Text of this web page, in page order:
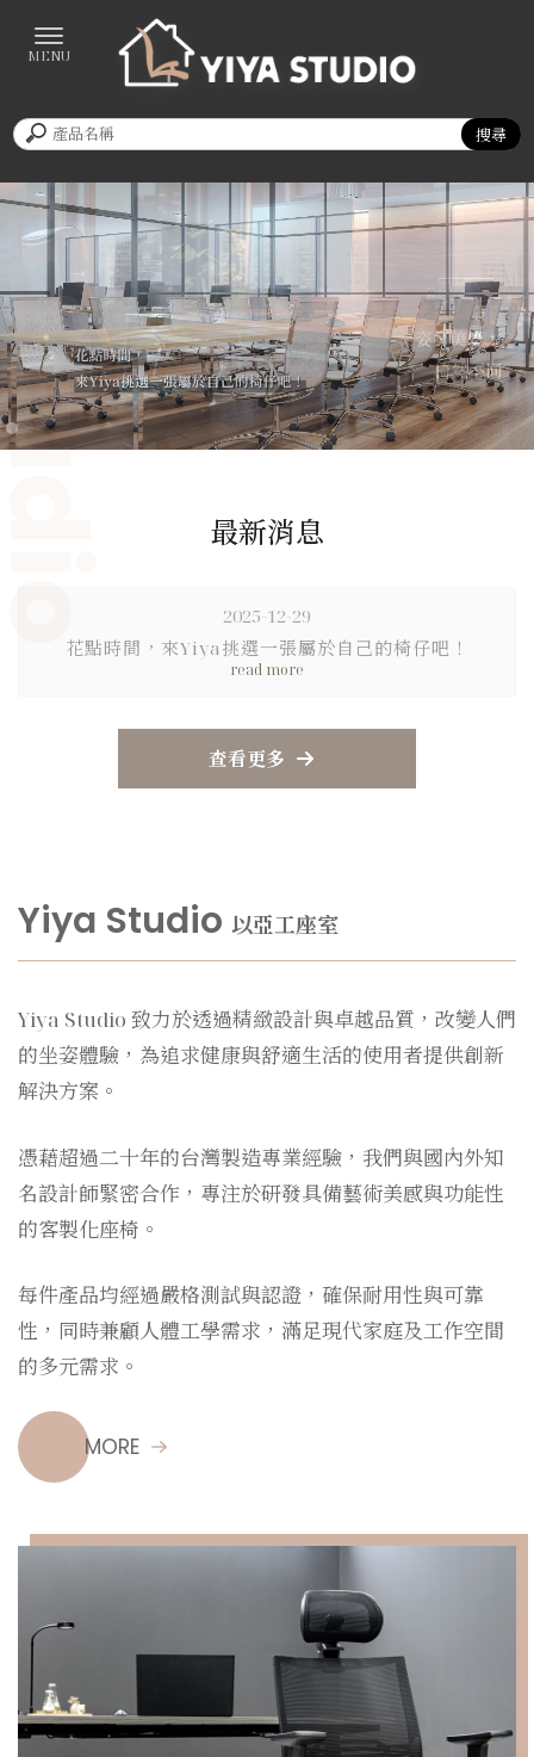
最新消息
2025-12-29
花點時間，來Yiya挑選一張屬於自己的椅仔吧！
查看更多
Yiya Studio 以亞工座室
Yiya Studio 致力於透過精緻設計與卓越品質，改變人們
的坐姿體驗，為追求健康與舒適生活的使用者提供創新
解決方案。
憑藉超過二十年的台灣製造專業經驗，我們與國內外知
名設計師緊密合作，專注於研發具備藝術美感與功能性
的客製化座椅。
每件產品均經過嚴格測試與認證，確保耐用性與可靠
性，同時兼顧人體工學需求，滿足現代家庭及工作空間
的多元需求。
MORE